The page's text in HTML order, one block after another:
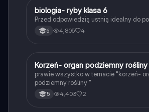
BBiologia
biologia- ryby klasa 6
Przed odpowiedzią ustnią idealny do
6 4,805 4
KBiologia
Korzeń- organ podziemny rośliny
prawie wszystko w temacie "korzeń-
podziemny rośliny "
5 4,403 2